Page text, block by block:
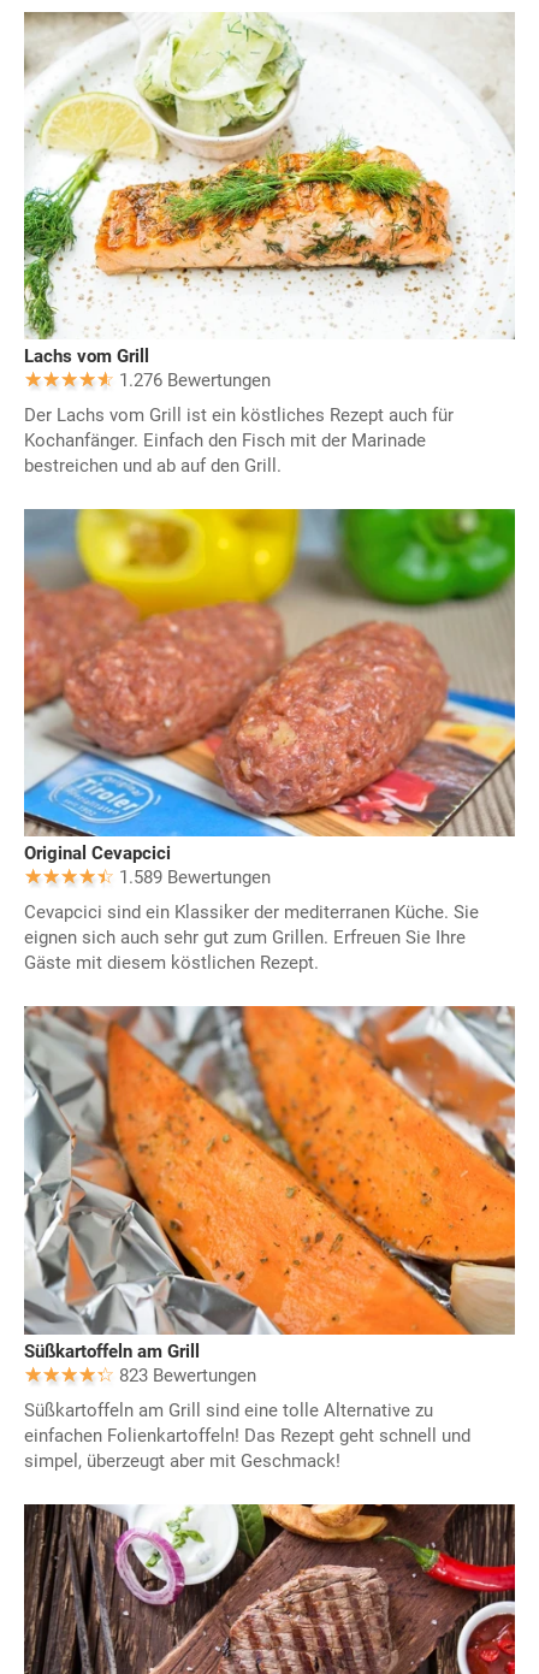
Lachs vom Grill
1.276 Bewertungen
Der Lachs vom Grill ist ein köstliches Rezept auch für
Kochanfänger. Einfach den Fisch mit der Marinade
bestreichen und ab auf den Grill.
Original Cevapcici
1.589 Bewertungen
Cevapcici sind ein Klassiker der mediterranen Küche. Sie
eignen sich auch sehr gut zum Grillen. Erfreuen Sie Ihre
Gäste mit diesem köstlichen Rezept.
Süßkartoffeln am Grill
823 Bewertungen
Süßkartoffeln am Grill sind eine tolle Alternative zu
einfachen Folienkartoffeln! Das Rezept geht schnell und
simpel, überzeugt aber mit Geschmack!